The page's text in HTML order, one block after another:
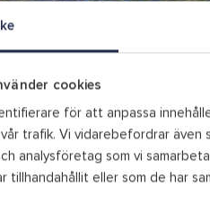
cookies
för att anpassa
trafik. Vi vidarebefordrar
analysföretag som vi
tillhandahållit eller som de har
är fisket i Mörrumsån, som
det fiskepremiär i Mörrumsån.
storfisken på kroken. Alldeles
annat en utställning om
– från ägg till storfisk. I samma